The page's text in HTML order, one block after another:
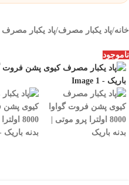
خانه/پاد یکبار مصرف/پاد یکبار مصرف 8000 پاف
ناموجود